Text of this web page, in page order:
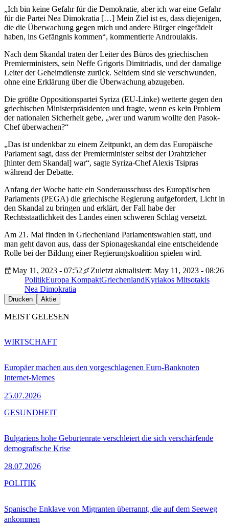
„Ich bin keine Gefahr für die Demokratie, aber ich war eine Gefahr
für die Partei Nea Dimokratia […] Mein Ziel ist es, dass diejenigen,
die die Überwachung gegen mich und andere Bürger eingefädelt
haben, ins Gefängnis kommen“, kommentierte Androulakis.
Nach dem Skandal traten der Leiter des Büros des griechischen
Premierministers, sein Neffe Grigoris Dimitriadis, und der damalige
Leiter der Geheimdienste zurück. Seitdem sind sie verschwunden,
ohne eine Erklärung über die Überwachung abzugeben.
Die größte Oppositionspartei Syriza (EU-Linke) wetterte gegen den
griechischen Ministerpräsidenten und fragte, wenn es kein Problem
der nationalen Sicherheit gebe, „wer und warum wollte den Pasok-
Chef überwachen?“
„Das ist undenkbar zu einem Zeitpunkt, an dem das Europäische
Parlament sagt, dass der Premierminister selbst der Drahtzieher
[hinter dem Skandal] war“, sagte Syriza-Chef Alexis Tsipras
während der Debatte.
Anfang der Woche hatte ein Sonderausschuss des Europäischen
Parlaments (PEGA) die griechische Regierung aufgefordert, Licht in
den Skandal zu bringen und erklärt, der Fall habe der
Rechtsstaatlichkeit des Landes einen schweren Schlag versetzt.
Am 21. Mai finden in Griechenland Parlamentswahlen statt, und
man geht davon aus, dass der Spionageskandal eine entscheidende
Rolle bei der Bildung einer Regierungskoalition spielen wird.
May 11, 2023 - 07:52
Zuletzt aktualisiert: May 11, 2023 - 08:26
PolitikEuropa KompaktGriechenlandKyriakos Mitsotakis
Nea Dimokratia
Drucken Aktie
MEIST GELESEN
Europäer machen aus den vorgeschlagenen Euro-Banknoten
Internet-Memes
25.07.2026
WIRTSCHAFT
Bulgariens hohe Geburtenrate verschleiert die sich verschärfende
demografische Krise
28.07.2026
GESUNDHEIT
Spanische Enklave von Migranten überrannt, die auf dem Seeweg
ankommen
POLITIK